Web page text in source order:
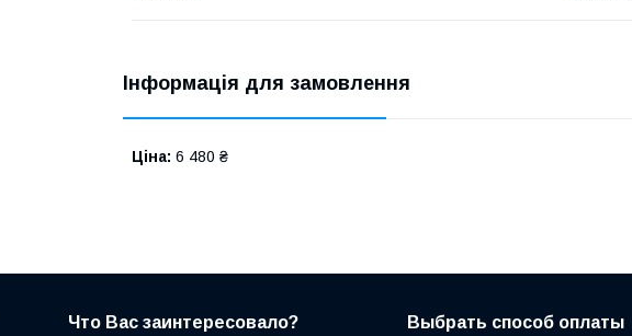
Інформація для замовлення
Ціна: 6 480 ₴
Что Вас заинтересовало? Выбрать способ оплаты